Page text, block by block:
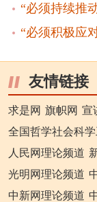
“必须持续推
“必须积极应
友情链接
求是网 旗帜网 宣
全国哲学社会科
人民网理论频道
光明网理论频道
中新网理论频道